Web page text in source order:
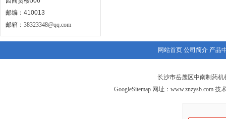
邮编：410013
邮箱： 38323348@qq.com
网站首页 公司简介 产品
长沙市岳麓区中南制药
GoogleSitemap 网址： www.znzysb.com 技